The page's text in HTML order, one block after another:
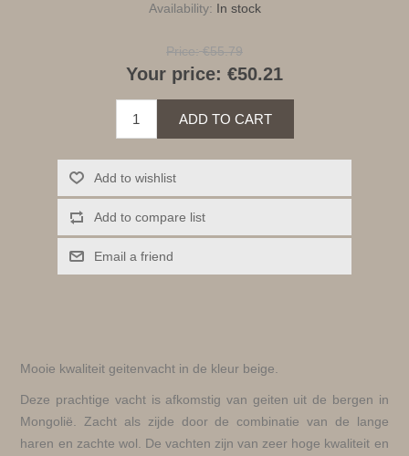
Availability: In stock
Price: €55.79
Your price: €50.21
ADD TO CART
Add to wishlist
Add to compare list
Email a friend
Mooie kwaliteit geitenvacht in de kleur beige.
Deze prachtige vacht is afkomstig van geiten uit de bergen in
Mongolië. Zacht als zijde door de combinatie van de lange
haren en zachte wol. De vachten zijn van zeer hoge kwaliteit en